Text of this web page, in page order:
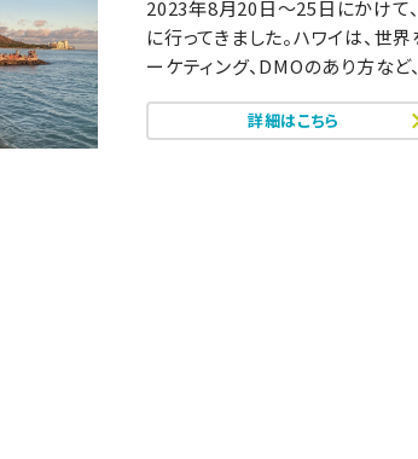
2023年8月20日～25日にかけて
に行ってきました。ハワイは、世
ーケティング、DMOのあり方な
詳細はこちら